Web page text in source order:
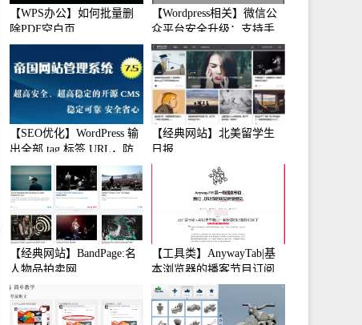
【WPS办公】如何批量删
除PDF空白页
【Wordpress相关】微信公
众平台安全升级：支持手
机保护
【SEO优化】WordPress 输
出全部 tag 标签 URL，防
止中文转码
【经典网站】北美留学生
日报
【经典网站】BandPage:名
人物品拍卖网
【工具类】AnywayTab|基
本浏览器的播客节目订阅